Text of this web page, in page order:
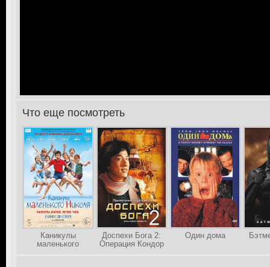
>Что еще посмотреть
Каникулы
маленького
Доспехи Бога 2:
Операция Кондор
Один дома